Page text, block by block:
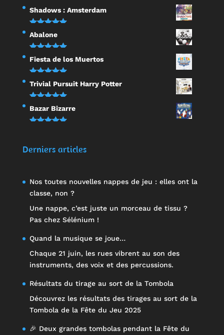
Note5.00
sur 5
Shadows : Amsterdam
Note5.00
sur 5
Abalone
Note5.00
sur 5
Fiesta de los Muertos
Note5.00
sur 5
Trivial Pursuit Harry Potter
Note5.00
sur 5
Bazar Bizarre
Derniers articles
Nos toutes nouvelles nappes de jeu : elles ont la
classe, non ?
Une nappe, c’est juste un morceau de tissu ?
Pas chez Sélénium !
Quand la musique se joue…
Chaque 21 juin, les rues vibrent au son des
instruments, des voix et des percussions.
Résultats du tirage au sort de la Tombola
Découvrez les résultats des tirages au sort de la
Tombola de la Fête du Jeu 2025
🎉 Deux grandes tombolas pendant la Fête du